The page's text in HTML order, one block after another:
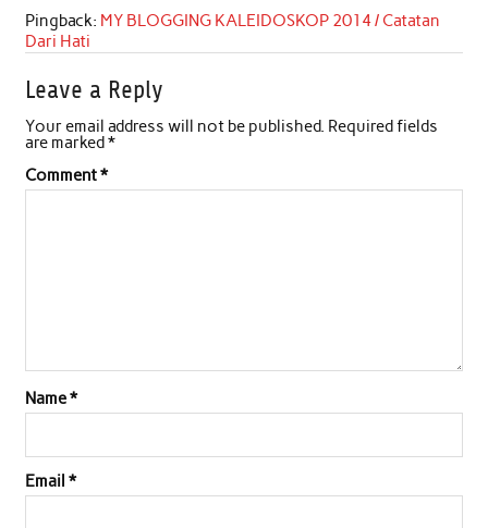
Pingback: MY BLOGGING KALEIDOSKOP 2014 / Catatan
Dari Hati
Leave a Reply
Your email address will not be published. Required fields
are marked*
Comment*
Name*
Email *